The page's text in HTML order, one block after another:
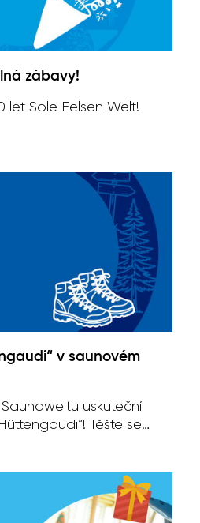
zábavy!
let Sole Felsen Welt!
v saunovém
uskuteční
Těšte se